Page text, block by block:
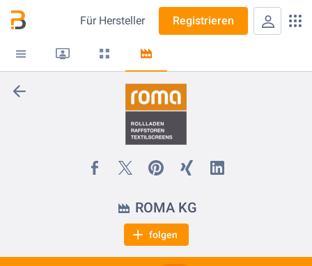
Für Hersteller Registrieren
ROMA KG
folgen